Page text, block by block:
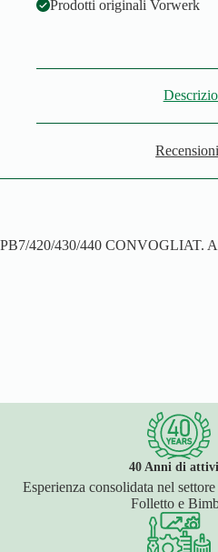
Prodotti originali Vorwerk
PB7/420/430/440 CONVOGLIAT.
40 Anni di
Esperienza consolidata nel
Folletto e